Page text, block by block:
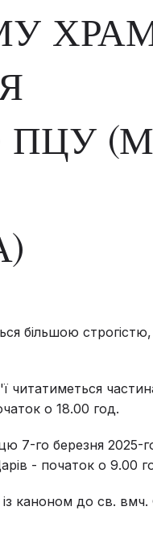
ПЦУ
більшою строгістю,
читатиметься
о 18.00 год.
7-го березня 2025-
- початок о 9.00
із каноном до св.